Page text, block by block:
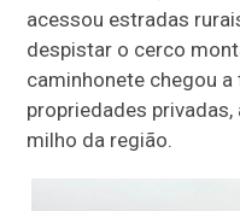
acessou estradas
despistar o cerco
caminhonete chegou
propriedades
milho da região.